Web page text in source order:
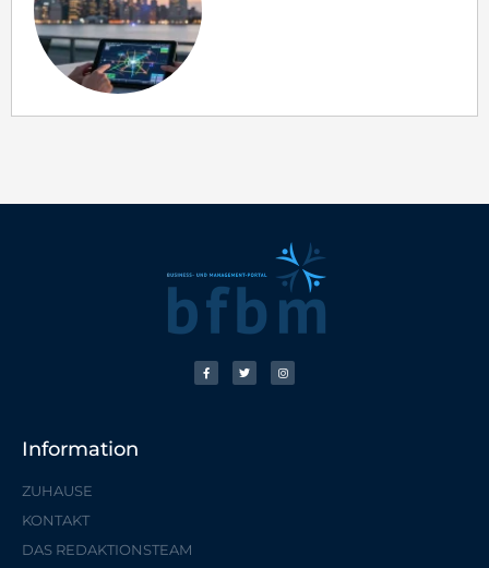
Information
ZUHAUSE
KONTAKT
DAS REDAKTIONSTEAM